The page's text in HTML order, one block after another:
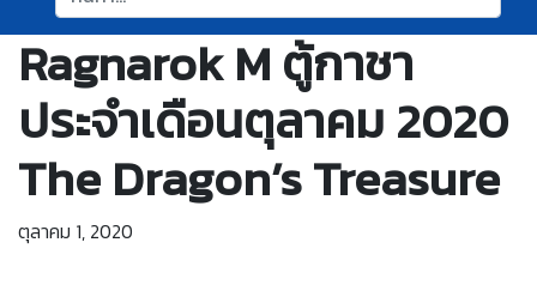
ค้นหา:
Ragnarok M ตู้กาชา
ประจำเดือนตุลาคม 2020
The Dragon’s Treasure
ตุลาคม 1, 2020